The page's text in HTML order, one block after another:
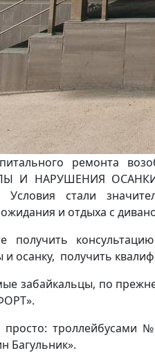
ремонта
И НАРУШЕНИЯ ОСАНКИ,
стали
и отдыха с
консультацию
и осанку, получить
забайкальцы, по
просто:
Багульник».